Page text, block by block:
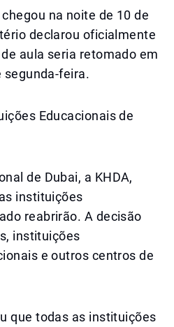
na noite de 10 de
declarou oficialmente
aula seria retomado em
segunda-feira.
Educacionais de
de Dubai, a KHDA,
instituições
reabrirão. A decisão
instituições
e outros centros de
que todas as instituições